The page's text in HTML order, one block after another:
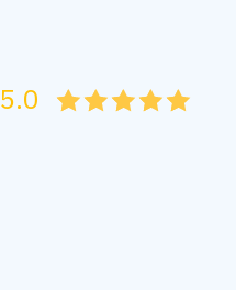
45
4
35
3
25
2
15
1
05
5.0